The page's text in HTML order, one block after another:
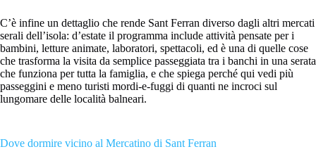
C’è infine un dettaglio che rende Sant Ferran diverso dagli altri mercati
serali dell’isola: d’estate il programma include attività pensate per i
bambini, letture animate, laboratori, spettacoli, ed è una di quelle cose
che trasforma la visita da semplice passeggiata tra i banchi in una serata
che funziona per tutta la famiglia, e che spiega perché qui vedi più
passeggini e meno turisti mordi-e-fuggi di quanti ne incroci sul
lungomare delle località balneari.
Dove dormire vicino al Mercatino di Sant Ferran